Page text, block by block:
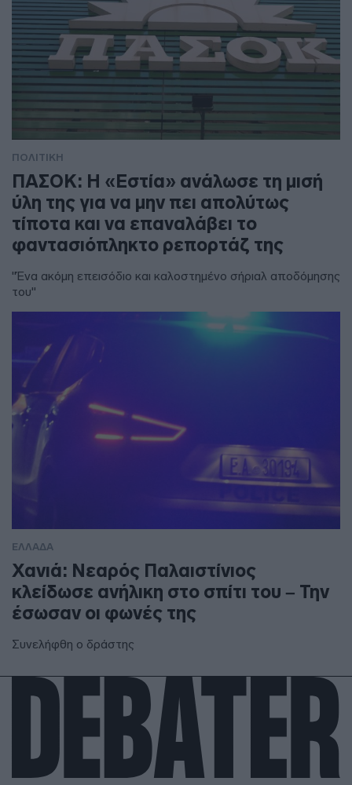
ΠΟΛΙΤΙΚΗ
ΠΑΣΟΚ: Η «Εστία» ανάλωσε τη μισή
ύλη της για να μην πει απολύτως
τίποτα και να επαναλάβει το
φαντασιόπληκτο ρεπορτάζ της
"Ένα ακόμη επεισόδιο και καλοστημένο σήριαλ αποδόμησης
του"
ΕΛΛΑΔΑ
Χανιά: Νεαρός Παλαιστίνιος
κλείδωσε ανήλικη στο σπίτι του – Την
έσωσαν οι φωνές της
Συνελήφθη ο δράστης